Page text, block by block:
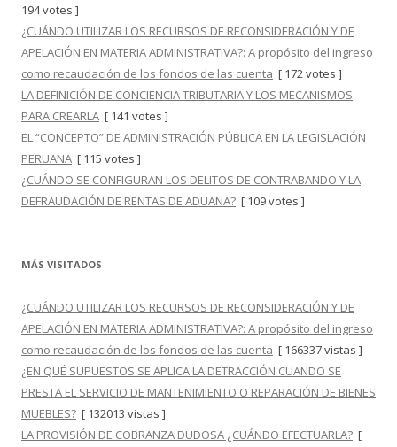
194 votes ]
¿CUÁNDO UTILIZAR LOS RECURSOS DE RECONSIDERACIÓN Y DE
APELACIÓN EN MATERIA ADMINISTRATIVA?: A propósito del ingreso
como recaudación de los fondos de las cuenta [ 172 votes ]
LA DEFINICIÓN DE CONCIENCIA TRIBUTARIA Y LOS MECANISMOS
PARA CREARLA [ 141 votes ]
EL “CONCEPTO” DE ADMINISTRACIÓN PÚBLICA EN LA LEGISLACIÓN
PERUANA [ 115 votes ]
¿CUÁNDO SE CONFIGURAN LOS DELITOS DE CONTRABANDO Y LA
DEFRAUDACIÓN DE RENTAS DE ADUANA? [ 109 votes ]
MÁS VISITADOS
¿CUÁNDO UTILIZAR LOS RECURSOS DE RECONSIDERACIÓN Y DE
APELACIÓN EN MATERIA ADMINISTRATIVA?: A propósito del ingreso
como recaudación de los fondos de las cuenta [ 166337 vistas ]
¿EN QUÉ SUPUESTOS SE APLICA LA DETRACCIÓN CUANDO SE
PRESTA EL SERVICIO DE MANTENIMIENTO O REPARACIÓN DE BIENES
MUEBLES? [ 132013 vistas ]
LA PROVISIÓN DE COBRANZA DUDOSA ¿CUÁNDO EFECTUARLA? [